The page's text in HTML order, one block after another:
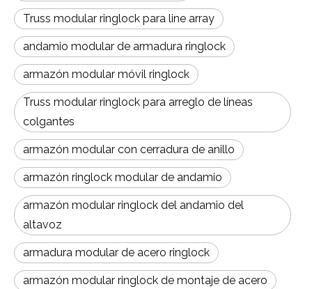
Truss modular ringlock para line array
andamio modular de armadura ringlock
armazón modular móvil ringlock
Truss modular ringlock para arreglo de líneas
colgantes
armazón modular con cerradura de anillo
armazón ringlock modular de andamio
armazón modular ringlock del andamio del
altavoz
armadura modular de acero ringlock
armazón modular ringlock de montaje de acero